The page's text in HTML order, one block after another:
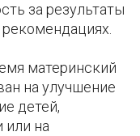
за результаты
материнский
на улучшение
детей,
или на